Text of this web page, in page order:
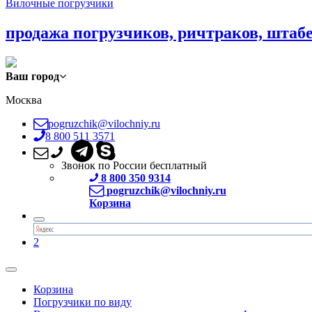
Вилочные погрузчики
продажа погрузчиков, ричтраков,
Ваш город
Москва
pogruzchik@vilochniy.ru
8 800 511 3571
Звонок по России бесплатный
8 800 350 9314
pogruzchik@vilochniy.ru
Корзина
2
Корзина
Погрузчики по виду